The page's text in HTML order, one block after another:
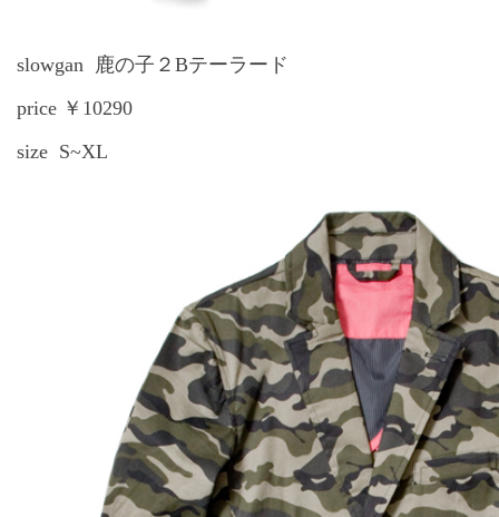
slowgan 鹿の子２Bテーラード
price ￥10290
size S~XL